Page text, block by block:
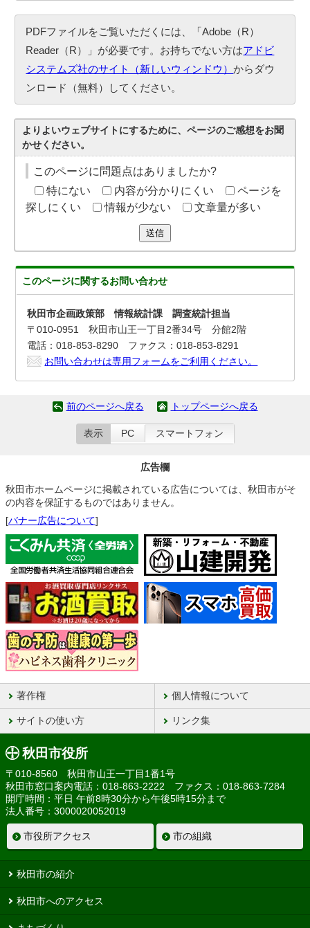
PDFファイルをご覧いただくには、「Adobe（R）
Reader（R）」が必要です。お持ちでない方はアドビ
システムズ社のサイト（新しいウィンドウ）からダウ
ンロード（無料）してください。
よりよいウェブサイトにするために、ページのご感想をお聞
かせください。
このページに問題点はありましたか?
特にない
内容が分かりにくい
ページを
探しにくい
情報が少ない 文章量が多い
送信
このページに関するお問い合わせ
秋田市企画政策部 情報統計課 調査統計担当
〒010-0951 秋田市山王一丁目2番34号 分館2階
電話：018-853-8290 ファクス：018-853-8291
お問い合わせは専用フォームをご利用ください。
前のページへ戻る トップページへ戻る
表示 PC スマートフォン
広告欄
秋田市ホームページに掲載されている広告については、秋田市がそ
の内容を保証するものではありません。
[バナー広告について]
著作権 個人情報について
サイトの使い方 リンク集
秋田市役所
〒010-8560 秋田市山王一丁目1番1号
秋田市窓口案内電話：018-863-2222 ファクス：018-863-7284
開庁時間：平日 午前8時30分から午後5時15分まで
法人番号：3000020052019
市役所アクセス 市の組織
秋田市の紹介
秋田市へのアクセス